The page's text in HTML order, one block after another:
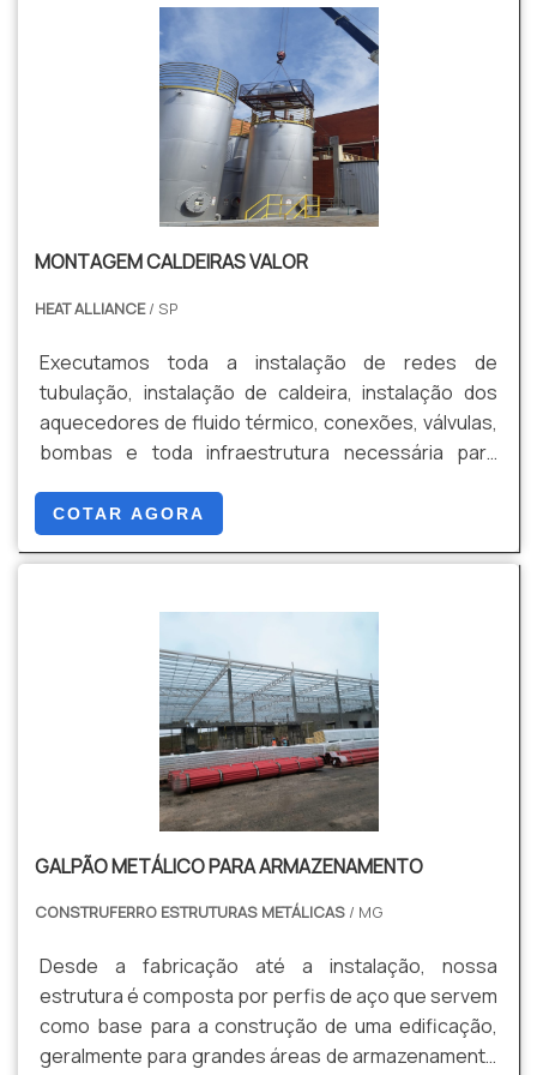
MONTAGEM CALDEIRAS VALOR
HEAT ALLIANCE/ SP
Executamos toda a instalação de redes de
tubulação, instalação de caldeira, instalação dos
aquecedores de fluido térmico, conexões, válvulas,
bombas e toda infraestrutura necessária para
assertiva.
COTAR AGORA
GALPÃO METÁLICO PARA ARMAZENAMENTO
CONSTRUFERRO ESTRUTURAS METÁLICAS / MG
Desde a fabricação até a instalação, nossa
estrutura é composta por perfis de aço que servem
como base para a construção de uma edificação,
geralmente para grandes áreas de armazenamento